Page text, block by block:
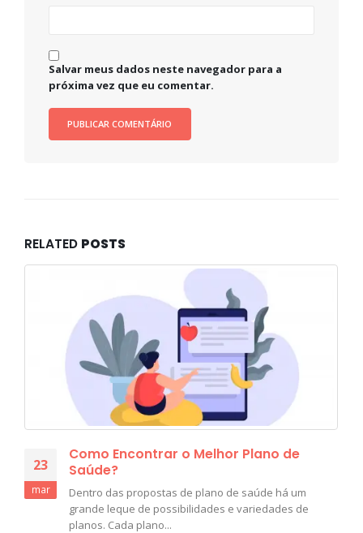
Salvar meus dados neste navegador para a
próxima vez que eu comentar.
RELATED POSTS
23
mar
Como Encontrar o Melhor Plano de
Saúde?
Dentro das propostas de plano de saúde há um
grande leque de possibilidades e variedades de
planos. Cada plano...